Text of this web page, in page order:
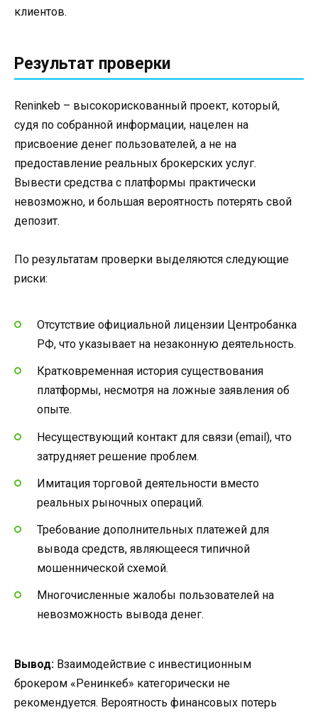
клиентов.
Результат проверки
Reninkeb – высокорискованный проект, который,
судя по собранной информации, нацелен на
присвоение денег пользователей, а не на
предоставление реальных брокерских услуг.
Вывести средства с платформы практически
невозможно, и большая вероятность потерять свой
депозит.
По результатам проверки выделяются следующие
риски:
Отсутствие официальной лицензии Центробанка
РФ, что указывает на незаконную деятельность.
Кратковременная история существования
платформы, несмотря на ложные заявления об
опыте.
Несуществующий контакт для связи (email), что
затрудняет решение проблем.
Имитация торговой деятельности вместо
реальных рыночных операций.
Требование дополнительных платежей для
вывода средств, являющееся типичной
мошеннической схемой.
Многочисленные жалобы пользователей на
невозможность вывода денег.
Вывод: Взаимодействие с инвестиционным
брокером «Ренинкеб» категорически не
рекомендуется. Вероятность финансовых потерь